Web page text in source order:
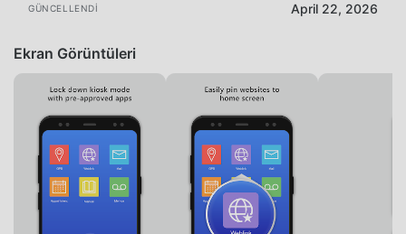
GÜNCELLENDI April 22, 2026
Ekran Görüntüleri